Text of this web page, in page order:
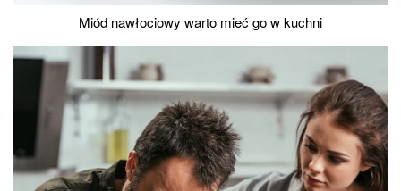
Miód nawłociowy warto mieć go w kuchni